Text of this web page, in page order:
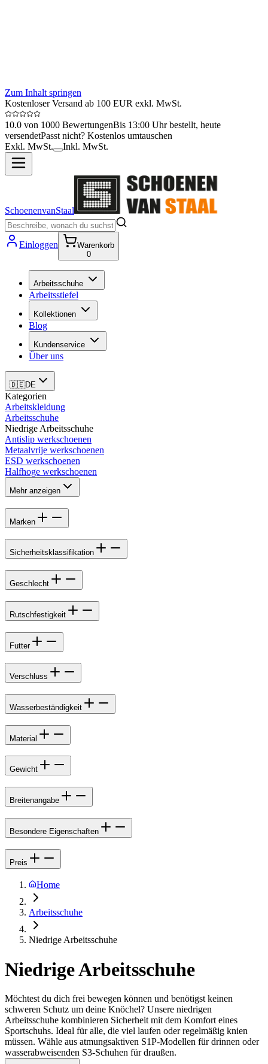
Zum Inhalt springen
Kostenloser Versand ab 100 EUR exkl. MwSt.
10.0 von 1000 BewertungenBis 13:00 Uhr bestellt, heute
versendetPasst nicht? Kostenlos umtauschen
Exkl. MwSt.
Inkl. MwSt.
SchoenenvanStaal
Einloggen
Warenkorb
0
Arbeitsschuhe
Arbeitsstiefel
Kollektionen
Blog
Kundenservice
Über uns
🇩🇪DE
Kategorien
Arbeitskleidung
Arbeitsschuhe
Niedrige Arbeitsschuhe
Antislip werkschoenen
Metaalvrije werkschoenen
ESD werkschoenen
Halfhoge werkschoenen
Mehr anzeigen
Marken
Sicherheitsklassifikation
Geschlecht
Rutschfestigkeit
Futter
Verschluss
Wasserbeständigkeit
Material
Gewicht
Breitenangabe
Besondere Eigenschaften
Preis
Home
Arbeitsschuhe
Niedrige Arbeitsschuhe
Niedrige Arbeitsschuhe
Möchtest du dich frei bewegen können und benötigst keinen
schweren Schutz um deine Knöchel? Unsere niedrigen
Arbeitsschuhe kombinieren Sicherheit mit dem Komfort eines
Sportschuhs. Ideal für alle, die viel laufen oder regelmäßig knien
müssen. Wähle aus atmungsaktiven S1P-Modellen für drinnen oder
wasserabweisenden S3-Schuhen für draußen.